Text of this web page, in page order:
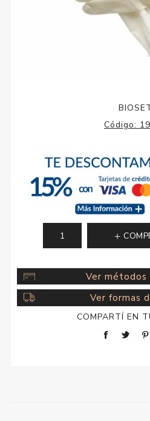
Código:
Ver métodos
Ver formas
COMPARTÍ EN